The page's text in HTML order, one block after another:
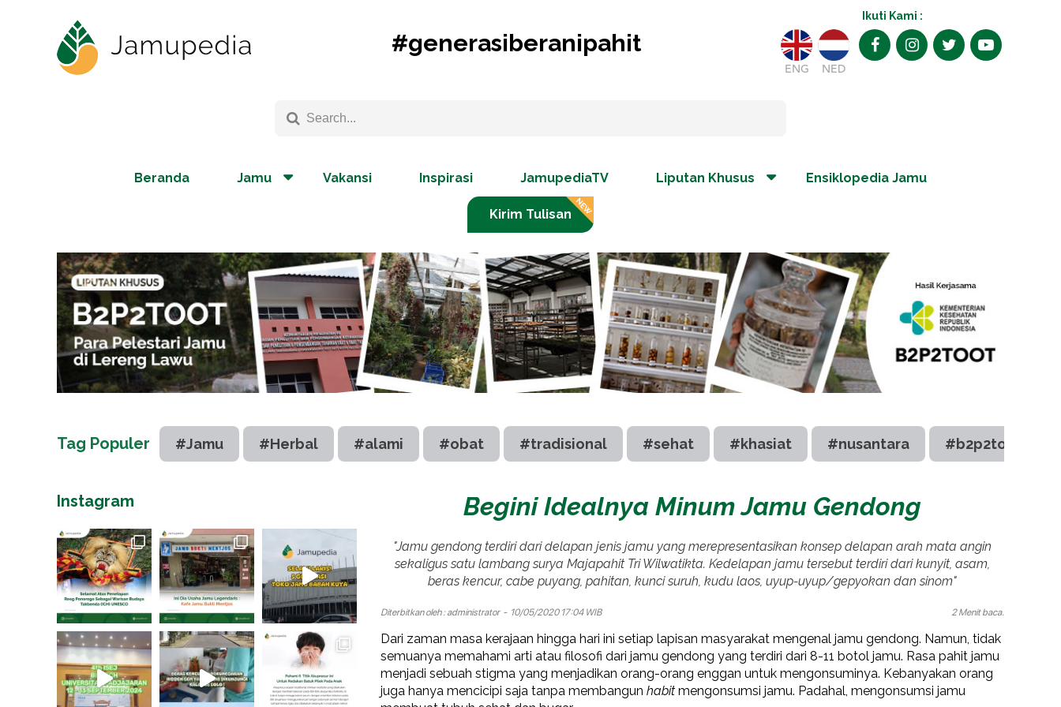
#generasiberanipahit
Ikuti Kami :
ENG NED
Beranda Jamu Vakansi Inspirasi JamupediaTV Liputan Khusus Ensiklopedia Jamu
Kirim Tulisan
Tag Populer #Jamu #Herbal #alami #obat #tradisional #sehat #khasiat #nusantara #b2p2toot
Begini Idealnya Minum Jamu Gendong
"Jamu gendong terdiri dari delapan jenis jamu yang merepresentasikan konsep delapan arah mata angin
sekaligus satu lambang surya Majapahit Tri Wilwatikta. Kedelapan jamu tersebut terdiri dari kunyit, asam,
beras kencur, cabe puyang, pahitan, kunci suruh, kudu laos, uyup-uyup/gepyokan dan sinom"
Diterbitkan oleh : administrator- 10/05/2020 17:04 WIB 2 Menit baca.
Dari zaman masa kerajaan hingga hari ini setiap lapisan masyarakat mengenal jamu gendong. Namun, tidak
semuanya memahami arti atau filosofi dari jamu gendong yang terdiri dari 8-11 botol jamu. Rasa pahit jamu
menjadi sebuah stigma yang menjadikan orang-orang enggan untuk mengonsuminya. Kebanyakan orang
juga hanya mencicipi saja tanpa membangun habit mengonsumsi jamu. Padahal, mengonsumsi jamu
Instagram